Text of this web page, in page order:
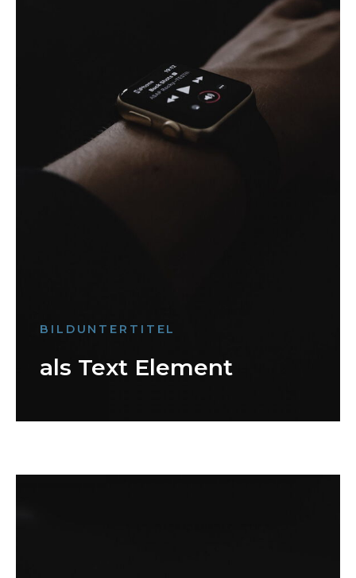
BILDUNTERTITEL
als Text Element